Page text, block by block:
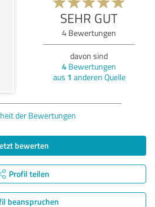
SEHR GUT
4 Bewertungen
davon sind
4 Bewertungen
aus 1 anderen Quelle
der Bewertungen
bewerten
Profil teilen
beanspruchen